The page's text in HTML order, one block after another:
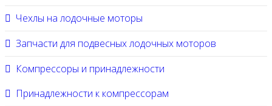
Чехлы на лодочные моторы
Запчасти для подвесных лодочных моторов
Компрессоры и принадлежности
Принадлежности к компрессорам